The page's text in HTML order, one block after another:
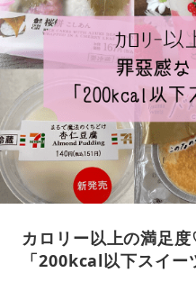
カロリー以上の満足
「200kcal以下スイー